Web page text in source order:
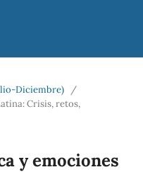
Diciembre)
/
Crisis, retos,
y emociones